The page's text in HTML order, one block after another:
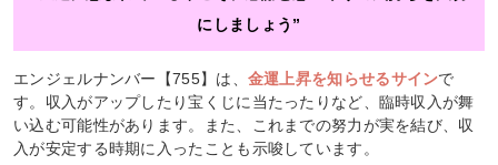
にしましょう”
エンジェルナンバー【755】は、 金運上昇を知らせるサインで
す。収入がアップしたり宝くじに当たったりなど、臨時収入が舞
い込む可能性があります。また、これまでの努力が実を結び、収
入が安定する時期に入ったことも示唆しています。